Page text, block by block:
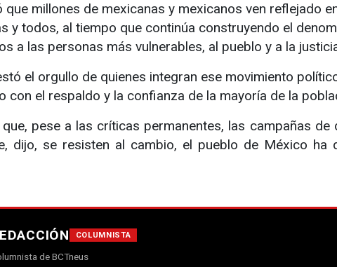
millones de mexicanas y mexicanos ven reflejado
y todos, al tiempo que continúa construyendo el
a las personas más vulnerables, al pueblo y a la
el orgullo de quienes integran ese movimiento
con el respaldo y la confianza de la mayoría de la
que, pese a las críticas permanentes, las campañas
dijo, se resisten al cambio, el pueblo de México
COLUMNISTA
de BCTneus